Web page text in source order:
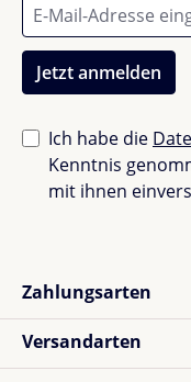
Jetzt anmelden
Ich habe die
Kenntnis
mit ihnen
Zahlungsarten
Versandarten